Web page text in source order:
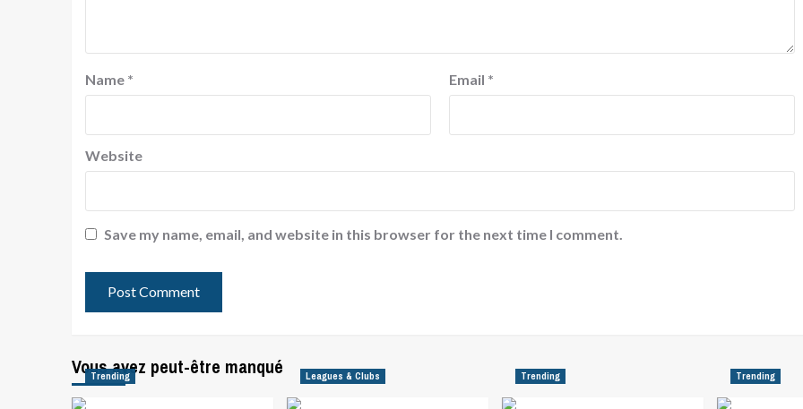
Name * Email *
Website
Save my name, email, and website in this browser for the next time I comment.
Vous avez peut-être manqué
Trending Leagues & Clubs Trending Trending